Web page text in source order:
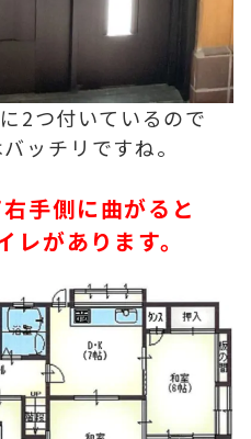
2つ付いているので
ッチリですね。
手側に曲がると
があります。